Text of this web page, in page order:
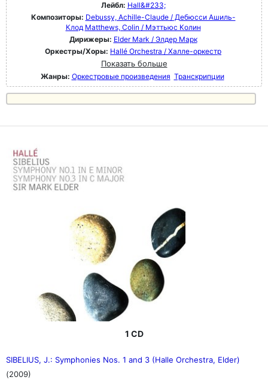
Лейбл: Hall&#233;
Композиторы: Debussy, Achille-Claude / Дебюсси Ашиль-
Клод Matthews, Colin / Мэттьюс Колин
Дирижеры: Elder Mark / Элдер Марк
Оркестры/Хоры: Hallé Orchestra / Халле-оркестр
Показать больше
Жанры: Оркестровые произведения Транскрипции
1 CD
SIBELIUS, J.: Symphonies Nos. 1 and 3 (Halle Orchestra, Elder)
(2009)